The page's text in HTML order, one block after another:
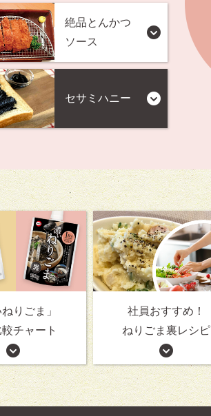
絶品とんかつ
ソース
セサミハニー
ねりごま」
チャート
社員おすすめ！
ねりごま裏レシピ